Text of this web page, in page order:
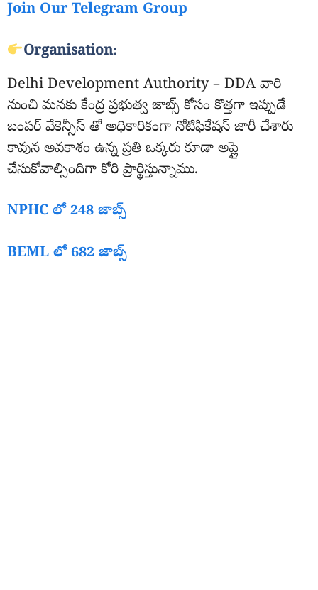
Join Our Telegram Group
Organisation:
Delhi Development Authority – DDA వారి
నుంచి మనకు కేంద్ర ప్రభుత్వ జాబ్స్ కోసం కొత్తగా ఇప్పుడే
బంపర్ వేకెన్సీస్ తో అధికారికంగా నోటిఫికేషన్ జారీ చేశారు
కావున అవకాశం ఉన్న ప్రతి ఒక్కరు కూడా అప్లై
చేసుకోవాల్సిందిగా కోరి ప్రార్థిస్తున్నాము.
NPHC లో 248 జాబ్స్
BEML లో 682 జాబ్స్